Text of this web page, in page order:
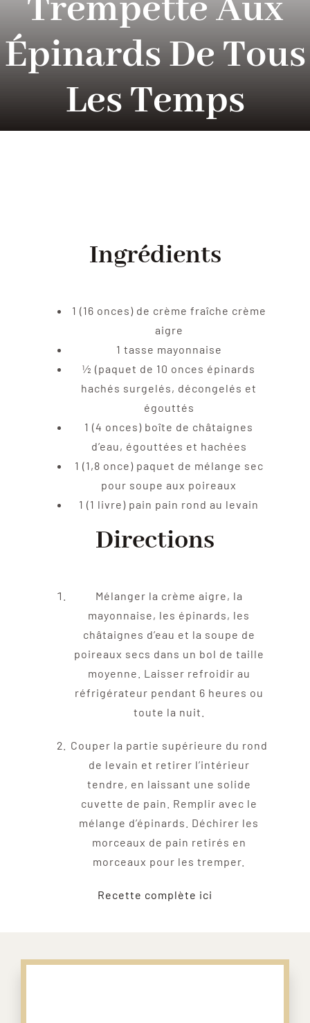
Tradition
Trempette Aux
Épinards De Tous
Les Temps
Ingrédients
1 (16 onces) de crème fraîche crème
aigre
1 tasse mayonnaise
½ (paquet de 10 onces épinards
hachés surgelés, décongelés et
égouttés
1 (4 onces) boîte de châtaignes
d’eau, égouttées et hachées
1 (1,8 once) paquet de mélange sec
pour soupe aux poireaux
1 (1 livre) pain pain rond au levain
Directions
Mélanger la crème aigre, la
mayonnaise, les épinards, les
châtaignes d’eau et la soupe de
poireaux secs dans un bol de taille
moyenne. Laisser refroidir au
réfrigérateur pendant 6 heures ou
toute la nuit.
Couper la partie supérieure du rond
de levain et retirer l’intérieur
tendre, en laissant une solide
cuvette de pain. Remplir avec le
mélange d’épinards. Déchirer les
morceaux de pain retirés en
morceaux pour les tremper.
Recette complète ici